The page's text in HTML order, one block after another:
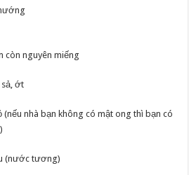
còn nguyên miếng
sả, ớt
(nếu nhà bạn không có mật ong thì bạn có
(nước tương)